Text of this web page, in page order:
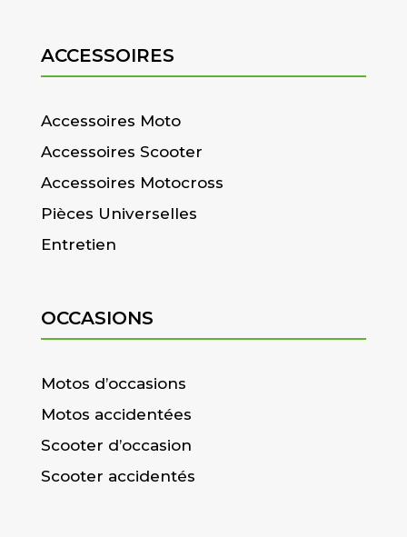
ACCESSOIRES
Accessoires Moto
Accessoires Scooter
Accessoires Motocross
Pièces Universelles
Entretien
OCCASIONS
Motos d’occasions
Motos accidentées
Scooter d’occasion
Scooter accidentés